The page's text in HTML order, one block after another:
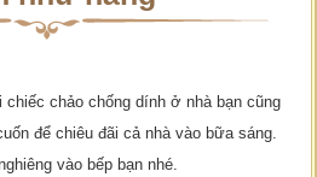
chảo chống dính ở nhà bạn cũng
để chiêu đãi cả nhà vào bữa sáng.
vào bếp bạn nhé.